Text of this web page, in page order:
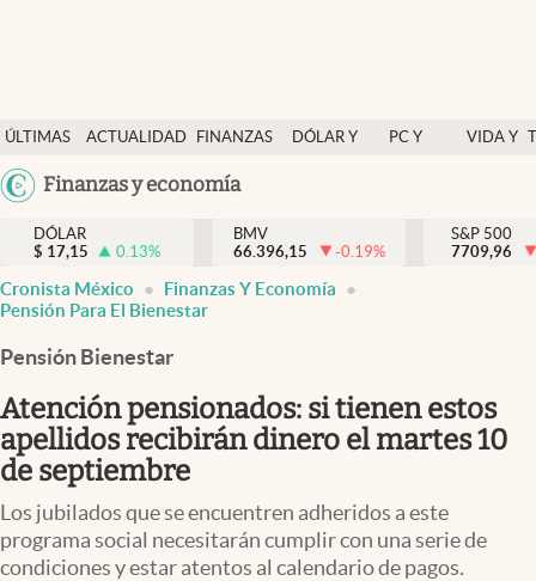
ÚLTIMAS
NOTICIAS
ACTUALIDAD
FINANZAS
DÓLAR Y
PC Y
VIDA Y
México
Finanzas y economía
Actualidad
Finanzas y economía
Dólar y mercados
Opinión
Brand Strategy
Pc y celular
Vida y estilo
Tv
Clima
DÓLAR
$ 17,15 0.13%
BMV
66.396,15
-0.19%
S&P 500
7709,96
Cronista México
Finanzas Y Economía
Pensión Para El Bienestar
Pensión Bienestar
Atención pensionados: si tienen estos
apellidos recibirán dinero el martes 10
de septiembre
Los jubilados que se encuentren adheridos a este
programa social necesitarán cumplir con una serie de
condiciones y estar atentos al calendario de pagos.